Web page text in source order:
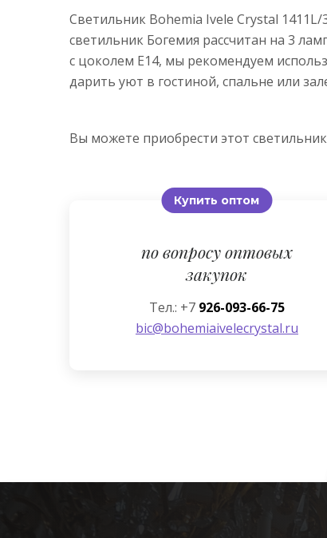
Светильник Bohemia Ivele Crystal
светильник Богемия рассчитан на 3
с цоколем E14, мы рекомендуем
дарить уют в гостиной, спальне или
Вы можете приобрести этот
Купить оптом
по вопросу оптовых
закупок
Тел.: +7 926-093-66-75
bic@bohemiaivelecrystal.ru